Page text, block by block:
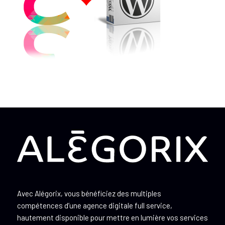
Avec Alégorix, vous bénéficiez des multiples
compétences d’une agence digitale full service,
hautement disponible pour mettre en lumière vos services